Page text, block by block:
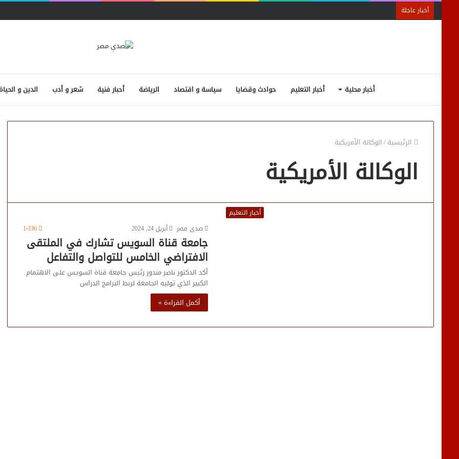
أخبار عاجلة
أخبار محلية أخبار التعليم حوادث وقضايا سياسة و اقتصاد الرياضة أحبار فنية شعر و أدب الدين و الحياة
الرئيسية/الوكالة الأمريكية
الوكالة الأمريكية
أخبار التعليم
صدى مصر
أبريل 24, 2024 1٬336
جامعة قناة السويس تشارك في الملتقى
الافتراضي الخامس للتواصل والتفاعل
أكد الدكتور ناصر مندور رئيس جامعة قناة السويس على الاهتمام
الكبير الذي توليه الجامعة لربط البرامج الدراس
أكمل القراءة »